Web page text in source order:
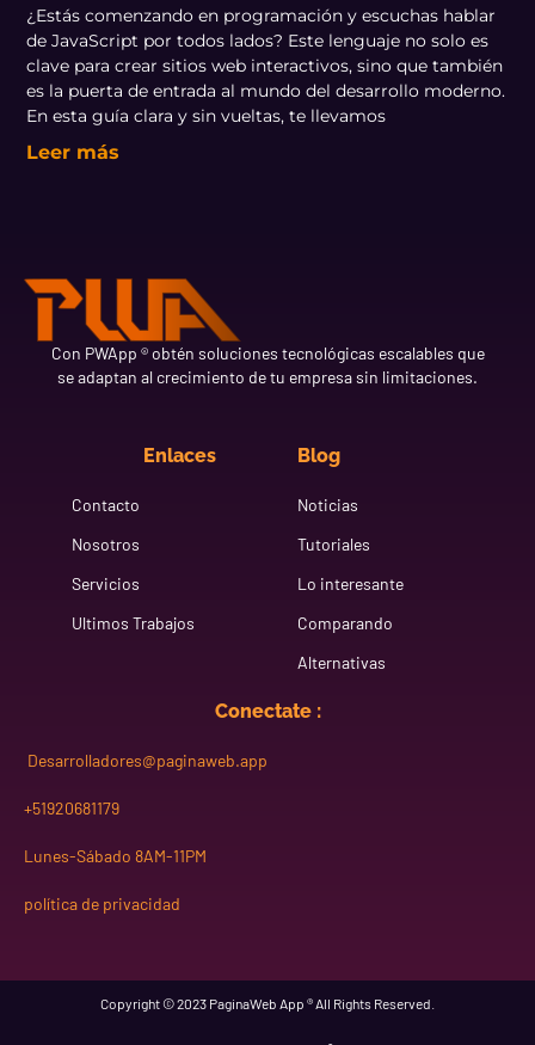
¿Estás comenzando en programación y escuchas hablar
de JavaScript por todos lados? Este lenguaje no solo es
clave para crear sitios web interactivos, sino que también
es la puerta de entrada al mundo del desarrollo moderno.
En esta guía clara y sin vueltas, te llevamos
Leer más
Con PWApp ® obtén soluciones tecnológicas escalables que
se adaptan al crecimiento de tu empresa sin limitaciones.
Enlaces
Contacto
Nosotros
Servicios
Ultimos Trabajos
Blog
Noticias
Tutoriales
Lo interesante
Comparando
Alternativas
Conectate :
Desarrolladores@paginaweb.app
+51920681179
Lunes-Sábado 8AM-11PM
política de privacidad
Copyright © 2023 PaginaWeb App ® All Rights Reserved.